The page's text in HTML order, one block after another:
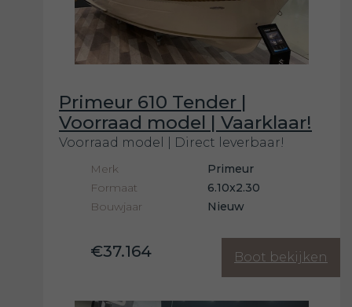
Primeur 610 Tender |
Voorraad model | Vaarklaar!
Voorraad model | Direct leverbaar!
Merk
Primeur
Formaat
6.10x2.30
Bouwjaar
Nieuw
€37.164 Boot bekijken